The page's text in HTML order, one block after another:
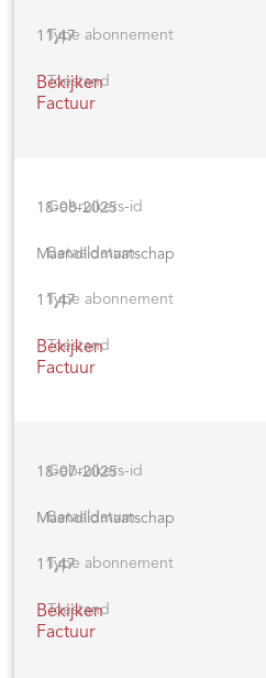
11,47
Bekijken
Factuur
18-08-2025
Maandlidmaatschap
11,47
Bekijken
Factuur
18-07-2025
Maandlidmaatschap
11,47
Bekijken
Factuur